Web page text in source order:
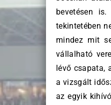
bevetésen
tekintetében
mindez mit
vállalható
lévő csapata,
a vizsgált
az egyik